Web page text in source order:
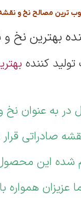
ترین مصالح نخ و
بهترین نخ
کننده
در به
صادراتی قرار
این